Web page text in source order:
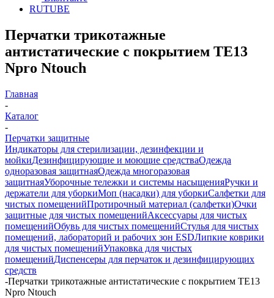
RUTUBE
Перчатки трикотажные
антистатические с покрытием TE13
Npro Ntouch
Главная
-
Каталог
-
Перчатки защитные
Индикаторы для стерилизации, дезинфекции и
мойкиДезинфицирующие и моющие средстваОдежда
одноразовая защитнаяОдежда многоразовая
защитнаяУборочные тележки и системы насыщенияРучки и
держатели для уборкиМоп (насадки) для уборкиСалфетки для
чистых помещенийПротирочный материал (салфетки)Очки
защитные для чистых помещенийАксессуары для чистых
помещенийОбувь для чистых помещенийСтулья для чистых
помещений, лабораторий и рабочих зон ESDЛипкие коврики
для чистых помещенийУпаковка для чистых
помещенийДиспенсеры для перчаток и дезинфицирующих
средств
-Перчатки трикотажные антистатические с покрытием TE13
Npro Ntouch